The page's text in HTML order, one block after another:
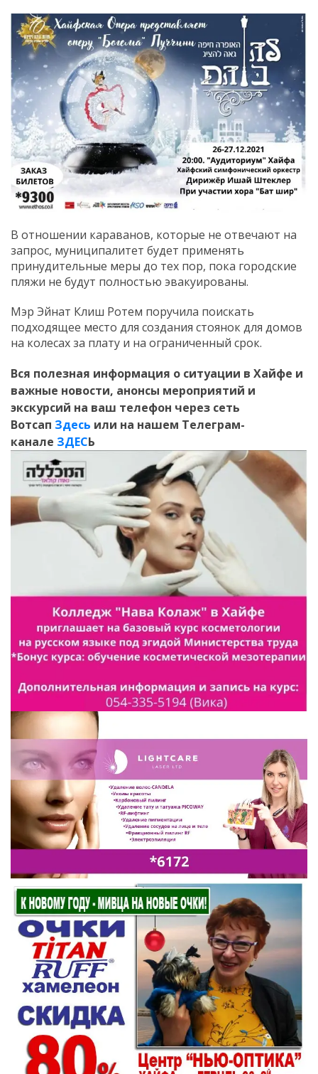
В отношении караванов, которые не отвечают на
запрос, муниципалитет будет применять
принудительные меры до тех пор, пока городские
пляжи не будут полностью эвакуированы.
Мэр Эйнат Клиш Ротем поручила поискать
подходящее место для создания стоянок для домов
на колесах за плату и на ограниченный срок.
Вся полезная информация о ситуации в Хайфе и
важные новости, анонсы мероприятий и
экскурсий на ваш телефон через сеть
Вотсап Здесь или на нашем Телеграм-
канале ЗДЕСЬ